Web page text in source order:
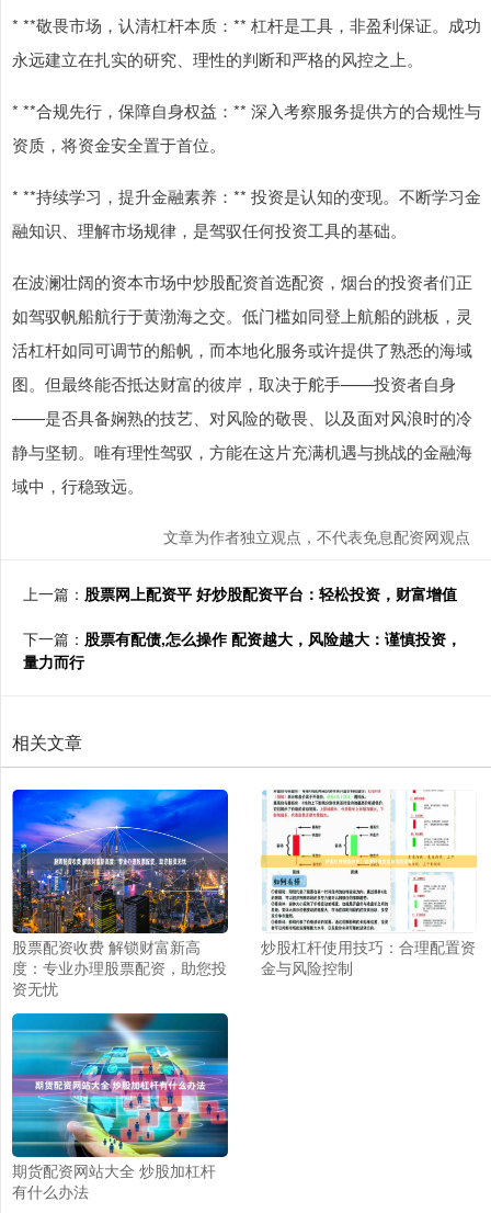
* **敬畏市场，认清杠杆本质：** 杠杆是工具，非盈利保证。成功
永远建立在扎实的研究、理性的判断和严格的风控之上。
* **合规先行，保障自身权益：** 深入考察服务提供方的合规性与
资质，将资金安全置于首位。
* **持续学习，提升金融素养：** 投资是认知的变现。不断学习金
融知识、理解市场规律，是驾驭任何投资工具的基础。
在波澜壮阔的资本市场中炒股配资首选配资，烟台的投资者们正
如驾驭帆船航行于黄渤海之交。低门槛如同登上航船的跳板，灵
活杠杆如同可调节的船帆，而本地化服务或许提供了熟悉的海域
图。但最终能否抵达财富的彼岸，取决于舵手——投资者自身
——是否具备娴熟的技艺、对风险的敬畏、以及面对风浪时的冷
静与坚韧。唯有理性驾驭，方能在这片充满机遇与挑战的金融海
域中，行稳致远。
文章为作者独立观点，不代表免息配资网观点
上一篇： 股票网上配资平 好炒股配资平台：轻松投资，财富增值
下一篇： 股票有配债,怎么操作 配资越大，风险越大：谨慎投资，
量力而行
相关文章
股票配资收费 解锁财富新高
度：专业办理股票配资，助您投
资无忧
炒股杠杆使用技巧：合理配置资
金与风险控制
期货配资网站大全 炒股加杠杆
有什么办法